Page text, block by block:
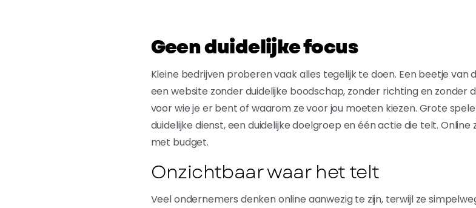
Geen duidelijke focus
Kleine bedrijven proberen vaak alles tegelijk te doen. Een beetje van
een website zonder duidelijke boodschap, zonder richting en zonder
voor wie je er bent of waarom ze voor jou moeten kiezen. Grote
duidelijke dienst, een duidelijke doelgroep en één actie die telt.
met budget.
Onzichtbaar waar het telt
Veel ondernemers denken online aanwezig te zijn, terwijl ze